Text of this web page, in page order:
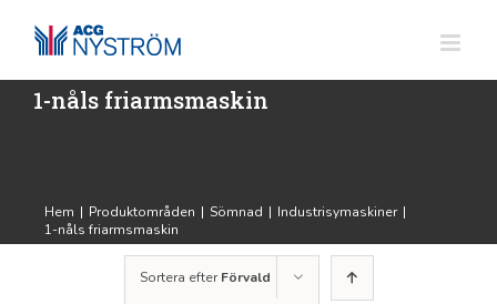
innehållet
1-nåls friarmsmaskin
Hem | Produktområden | Sömnad | Industrisymaskiner |
1-nåls friarmsmaskin
Sortera efterFörvald